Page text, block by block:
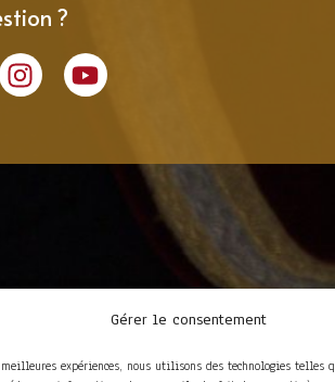
Gérer le consentement
expériences, nous utilisons des technologies telles
?
Foire aux questions